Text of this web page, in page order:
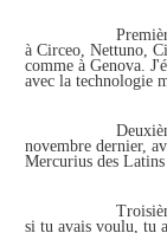
à Circeo, Nettuno,
comme à Genova.
avec la technologie
novembre dernier,
Mercurius des
si tu avais voulu, tu